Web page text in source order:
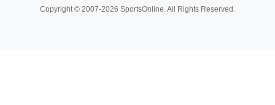
Copyright © 2007-2026 SportsOnline. All Rights Reserved.